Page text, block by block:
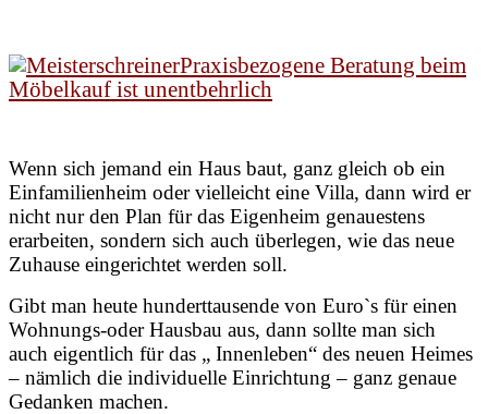
Praxisbezogene Beratung beim
Möbelkauf ist unentbehrlich
Wenn sich jemand ein Haus baut, ganz gleich ob ein
Einfamilienheim oder vielleicht eine Villa, dann wird er
nicht nur den Plan für das Eigenheim genauestens
erarbeiten, sondern sich auch überlegen, wie das neue
Zuhause eingerichtet werden soll.
Gibt man heute hunderttausende von Euro`s für einen
Wohnungs-oder Hausbau aus, dann sollte man sich
auch eigentlich für das „ Innenleben“ des neuen Heimes
– nämlich die individuelle Einrichtung – ganz genaue
Gedanken machen.